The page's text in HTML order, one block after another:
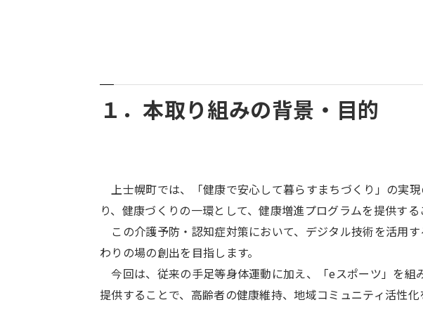
１．本取り組みの背景・目的
上士幌町では、「健康で安心して暮らすまちづくり」の実
り、健康づくりの一環として、健康増進プログラムを提供す
この介護予防・認知症対策において、デジタル技術を活用
わりの場の創出を目指します。
今回は、従来の手足等身体運動に加え、「eスポーツ」を
提供することで、高齢者の健康維持、地域コミュニティ活性化